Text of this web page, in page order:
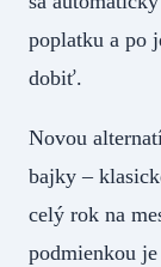
poplatku a po
dobiť.
Novou
bajky –
celý rok na
podmienkou